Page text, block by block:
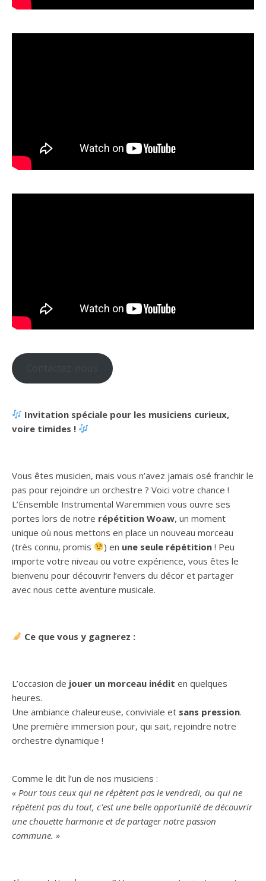
Invitation spéciale pour les musiciens curieux,
voire timides !
Vous êtes musicien, mais vous n’avez jamais osé franchir le
pas pour rejoindre un orchestre ? Voici votre chance !
L’Ensemble Instrumental Waremmien vous ouvre ses
portes lors de notre répétition Woaw, un moment
unique où nous mettons en place un nouveau morceau
(très connu, promis
) en une seule répétition ! Peu
importe votre niveau ou votre expérience, vous êtes le
bienvenu pour découvrir l’envers du décor et partager
avec nous cette aventure musicale.
Ce que vous y gagnerez :
L’occasion de jouer un morceau inédit en quelques
heures.
Une ambiance chaleureuse, conviviale et sans pression.
Une première immersion pour, qui sait, rejoindre notre
orchestre dynamique !
Comme le dit l’un de nos musiciens :
« Pour tous ceux qui ne répètent pas le vendredi, ou qui ne
répètent pas du tout, c'est une belle opportunité de découvrir
une chouette harmonie et de partager notre passion
commune. »